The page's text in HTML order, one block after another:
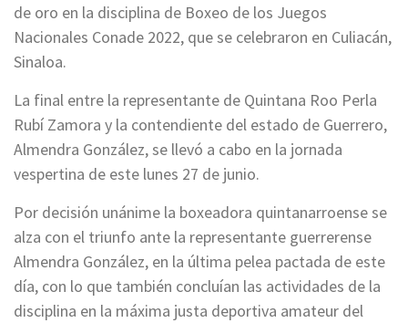
de oro en la disciplina de Boxeo de los Juegos
Nacionales Conade 2022, que se celebraron en Culiacán,
Sinaloa.
La final entre la representante de Quintana Roo Perla
Rubí Zamora y la contendiente del estado de Guerrero,
Almendra González, se llevó a cabo en la jornada
vespertina de este lunes 27 de junio.
Por decisión unánime la boxeadora quintanarroense se
alza con el triunfo ante la representante guerrerense
Almendra González, en la última pelea pactada de este
día, con lo que también concluían las actividades de la
disciplina en la máxima justa deportiva amateur del